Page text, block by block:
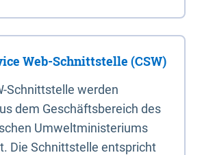
Web-Schnittstelle (CSW)
Schnittstelle werden
dem Geschäftsbereich des
Umweltministeriums
Die Schnittstelle entspricht